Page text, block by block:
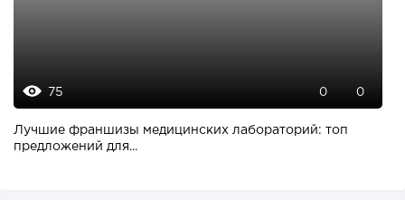
75 0 0
Лучшие франшизы медицинских лабораторий: топ
предложений для...